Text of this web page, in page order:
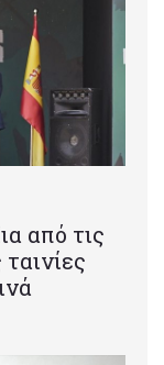
από τις